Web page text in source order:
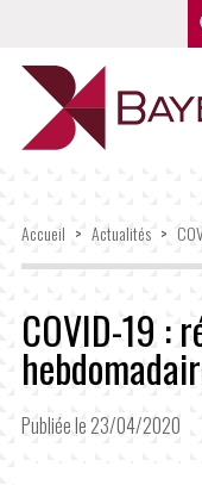
Accueil > Actualités >
COVID-19 :
Publiée le 23/04/2020